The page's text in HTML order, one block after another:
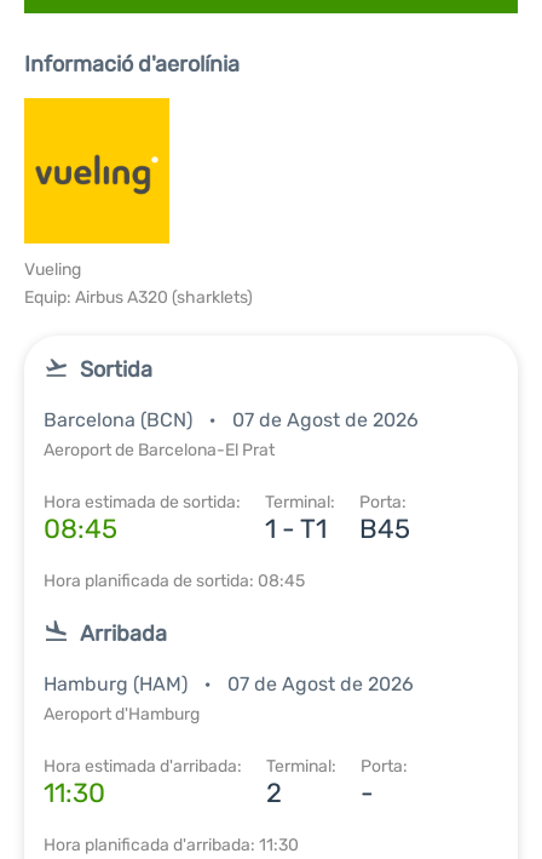
Informació d'aerolínia
Vueling
Equip: Airbus A320 (sharklets)
Sortida
Barcelona (BCN) 07 de Agost de 2026
Aeroport de Barcelona-El Prat
Hora estimada de sortida:
08:45
Terminal:
1 - T1
Porta:
B45
Hora planificada de sortida: 08:45
Arribada
Hamburg (HAM) 07 de Agost de 2026
Aeroport d'Hamburg
Hora estimada d'arribada:
11:30
Terminal:
2
Porta:
-
Hora planificada d'arribada: 11:30